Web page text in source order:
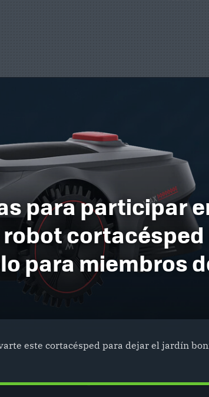
para participar
cortacésped
para miembros
este cortacésped para dejar el jardín